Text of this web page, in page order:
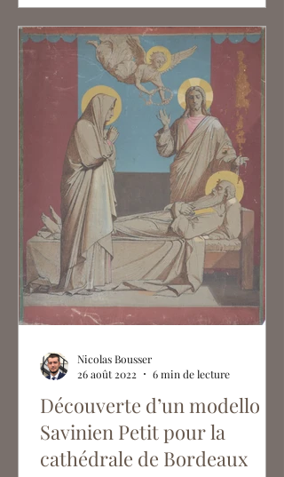
Découverte d’un modello de
Savinien Petit pour la
cathédrale de Bordeaux
Nicolas Bousser
26 août 2022
6 min de lecture